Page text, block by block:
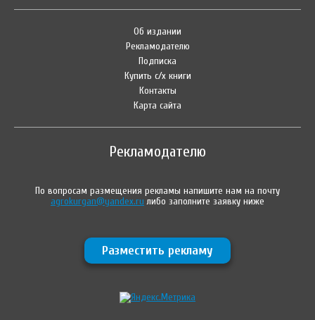
Об издании
Рекламодателю
Подписка
Купить с/х книги
Контакты
Карта сайта
Рекламодателю
По вопросам размещения рекламы напишите нам на почту
agrokurgan@yandex.ru либо заполните заявку ниже
Разместить рекламу